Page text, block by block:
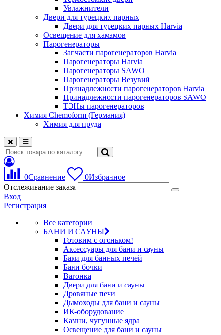
Увлажнители
Двери для турецких парных
Двери для турецких парных Harvia
Освещение для хамамов
Парогенераторы
Запчасти парогенераторов Harvia
Парогенераторы Harvia
Парогенераторы SAWO
Парогенераторы Везувий
Принадлежности парогенераторов Harvia
Принадлежности парогенераторов SAWO
ТЭНы парогенераторов
Химия Chemoform (Германия)
Химия для пруда
0Сравнение 0Избранное
Отслеживание заказа
Вход
Регистрация
Все категории
БАНИ И САУНЫ
Готовим с огоньком!
Аксессуары для бани и сауны
Баки для банных печей
Бани бочки
Вагонка
Двери для бани и сауны
Дровяные печи
Дымоходы для бани и сауны
ИК-оборудование
Камни, чугунные ядра
Освещение для бани и сауны